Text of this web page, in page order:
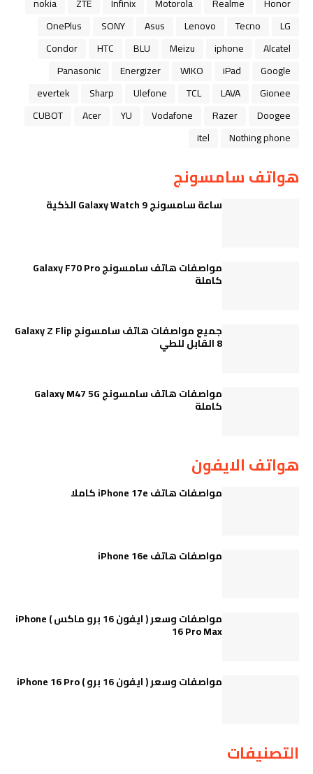
LG
Tecno
Lenovo
Asus
SONY
OnePlus
Alcatel
iphone
Meizu
BLU
HTC
Condor
Google
iPad
WIKO
Energizer
Panasonic
Gionee
LAVA
TCL
Ulefone
Sharp
evertek
Doogee
Razer
Vodafone
YU
Acer
CUBOT
Nothing phone
itel
هواتف سامسونج
ساعة سامسونج Galaxy Watch 9 الذكية
مواصفات هاتف سامسونج Galaxy F70 Pro
كاملة
جميع مواصفات هاتف سامسونج Galaxy Z Flip
8 القابل للطي
مواصفات هاتف سامسونج Galaxy M47 5G
كاملة
هواتف الايفون
مواصفات هاتف iPhone 17e كاملا
مواصفات هاتف iPhone 16e
مواصفات وسعر ( ايفون 16 برو ماكس ) iPhone
16 Pro Max
مواصفات وسعر ( ايفون 16 برو ) iPhone 16 Pro
التصنيفات